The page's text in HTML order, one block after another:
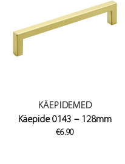
KÄEPIDEMED
Käepide 0143 – 128mm
€6.90